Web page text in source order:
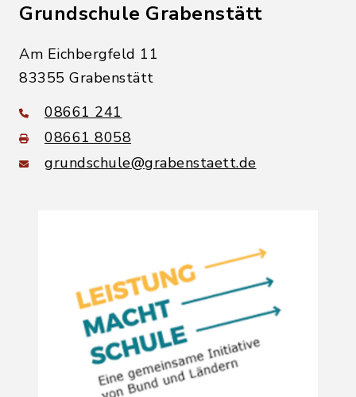
Grundschule Grabenstätt
Am Eichbergfeld 11
83355 Grabenstätt
08661 241
08661 8058
grundschule@grabenstaett.de